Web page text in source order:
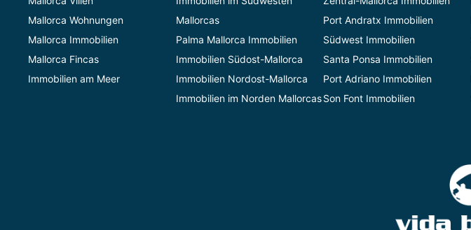
Mallorca Wohnungen
Mallorca Immobilien
Mallorca Fincas
Immobilien am Meer
Mallorcas
Palma Mallorca Immobilien
Immobilien Südost-Mallorca
Immobilien Nordost-Mallorca
Immobilien im Norden Mallorcas
Port Andratx Immobilien
Südwest Immobilien
Santa Ponsa Immobilien
Port Adriano Immobilien
Son Font Immobilien